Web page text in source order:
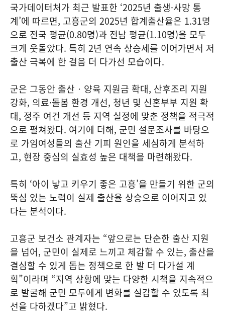
국가데이터처가 최근 발표한 ‘2025년 출생·사망 통
계’에 따르면, 고흥군의 2025년 합계출산율은 1.31명
으로 전국 평균(0.80명)과 전남 평균(1.10명)을 모두
크게 웃돌았다. 특히 2년 연속 상승세를 이어가면서 저
출산 극복에 한 걸음 더 다가선 모습이다.
군은 그동안 출산‧양육 지원금 확대, 산후조리 지원
강화, 의료·돌봄 환경 개선, 청년 및 신혼부부 지원 확
대, 정주 여건 개선 등 지역 실정에 맞춘 정책을 적극적
으로 펼쳐왔다. 여기에 더해, 군민 설문조사를 바탕으
로 가임여성들의 출산 기피 원인을 세심하게 분석하
고, 현장 중심의 실효성 높은 대책을 마련해왔다.
특히 ‘아이 낳고 키우기 좋은 고흥’을 만들기 위한 군의
뚝심 있는 노력이 실제 출산율 상승으로 이어지고 있
다는 분석이다.
고흥군 보건소 관계자는 “앞으로는 단순한 출산 지원
을 넘어, 군민이 실제로 느끼고 체감할 수 있는, 출산을
결심할 수 있게 돕는 정책으로 한 발 더 다가설 계
획”이라며 “지역 상황에 맞는 다양한 시책을 지속적으
로 발굴해 군민 모두에게 변화를 실감할 수 있도록 최
선을 다하겠다”고 밝혔다.